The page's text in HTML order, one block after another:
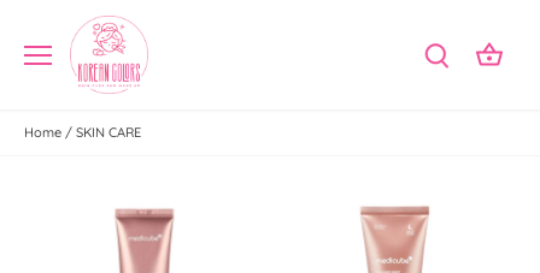
contenido
Home / SKIN CARE